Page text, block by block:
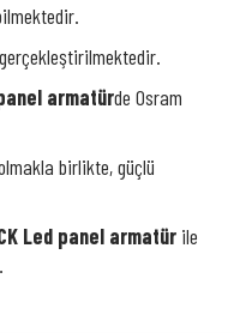
armatürde Osram
birlikte, güçlü
Led panel armatür ile